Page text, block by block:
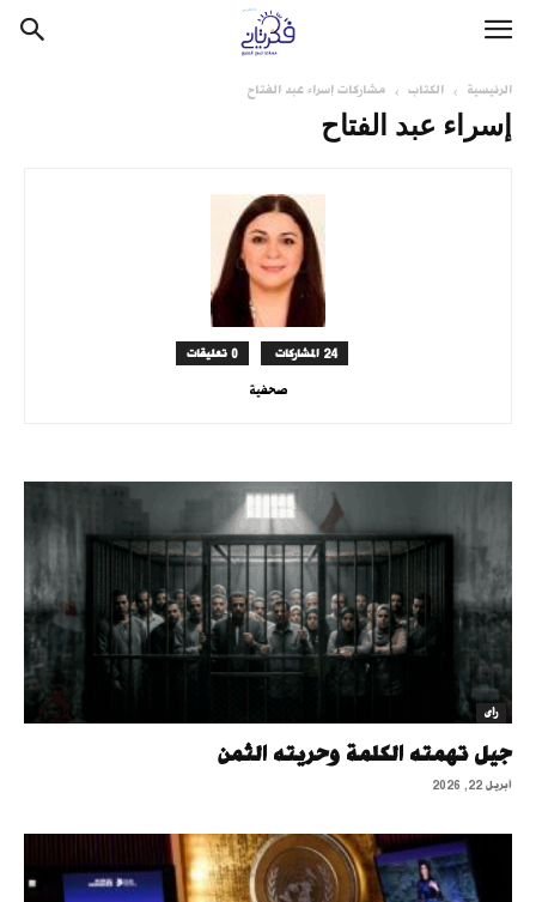
الرئيسية الكتاب مشاركات إسراء عبد الفتاح
إسراء عبد الفتاح
24 المشاركات 0 تعليقات
صحفية
رأى
جيل تهمته الكلمة وحريته الثمن
أبريل 22, 2026